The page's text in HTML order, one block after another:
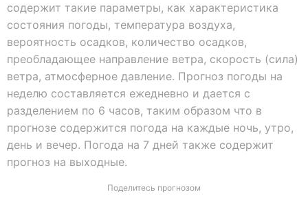
содержит такие параметры, как характеристика
состояния погоды, температура воздуха,
вероятность осадков, количество осадков,
преобладающее направление ветра, скорость (сила)
ветра, атмосферное давление. Прогноз погоды на
неделю составляется ежедневно и дается с
разделением по 6 часов, таким образом что в
прогнозе содержится погода на каждые ночь, утро,
день и вечер. Погода на 7 дней также содержит
прогноз на выходные.
Поделитесь прогнозом